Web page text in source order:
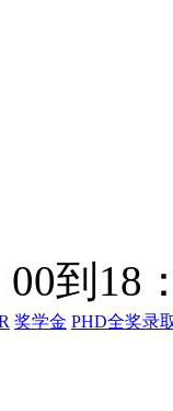
00到18
奖学金 PHD全奖录